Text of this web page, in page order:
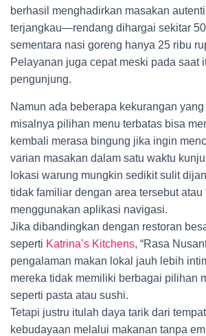
berhasil menghadirkan masakan
terjangkau—rendang dihargai sekitar
sementara nasi goreng hanya 25 ribu
Pelayanan juga cepat meski pada saat
pengunjung.
Namun ada beberapa kekurangan
misalnya pilihan menu terbatas bisa
kembali merasa bingung jika ingin
varian masakan dalam satu waktu
lokasi warung mungkin sedikit sulit
tidak familiar dengan area tersebut atau
menggunakan aplikasi navigasi.
Jika dibandingkan dengan restoran
seperti Katrina’s Kitchens, “Rasa
pengalaman makan lokal jauh lebih
mereka tidak memiliki berbagai pilihan
seperti pasta atau sushi.
Tetapi justru itulah daya tarik dari
kebudayaan melalui makanan tanpa